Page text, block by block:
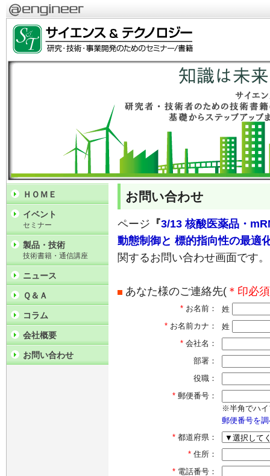
お問い合わせ
ページ 『3/13 核酸医薬品・
動態制御と 標的指向性の最適
関するお問い合わせ画面です。
あなた様のご連絡先(＊印必須
* お名前：
姓
* お名前カナ：
姓
* 会社名：
部署：
役職：
* 郵便番号：
※半角でハイ
郵便番号を
* 都道府県：
* 住所：
* 電話番号：
ＨＯＭＥ
イベント
セミナー
製品・技術
技術書籍・通信講座
ニュース
Ｑ＆Ａ
コラム
会社概要
お問い合わせ